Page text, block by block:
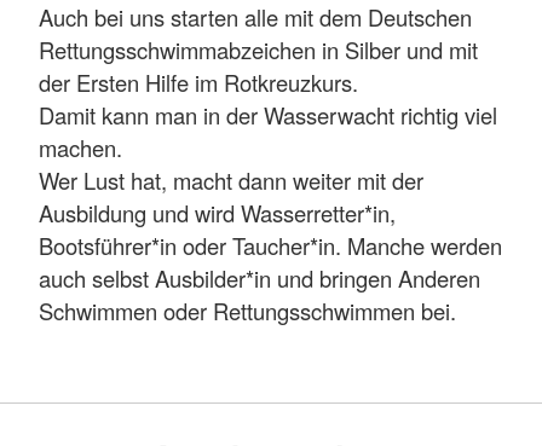
Auch bei uns starten alle mit dem Deutschen
Rettungsschwimmabzeichen in Silber und mit
der Ersten Hilfe im Rotkreuzkurs.
Damit kann man in der Wasserwacht richtig viel
machen.
Wer Lust hat, macht dann weiter mit der
Ausbildung und wird Wasserretter*in,
Bootsführer*in oder Taucher*in. Manche werden
auch selbst Ausbilder*in und bringen Anderen
Schwimmen oder Rettungsschwimmen bei.